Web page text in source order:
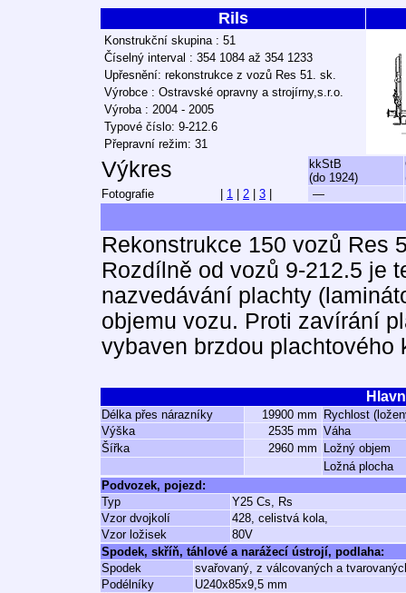
Rils
Konstrukční skupina : 51
Číselný interval : 354 1084 až 354 1233
Upřesnění: rekonstrukce z vozů Res 51. sk.
Výrobce : Ostravské opravny a strojírny,s.r.o.
Výroba : 2004 - 2005
Typové číslo: 9-212.6
Přepravní režim: 31
Výkres
kkStB
(do 1924)
Fotografie
1 2 3 —
Rekonstrukce 150 vozů Res
Rozdílně od vozů 9-212.5 je
nazvedávání plachty
objemu vozu. Proti zavírání
vybaven brzdou plachtového
Délka přes nárazníky 19900 mm
Rychlost
Výška
2535 mm Váha
Šířka
2960 mm
Ložný objem
Ložná plocha
Podvozek, pojezd:
Typ
Y25 Cs, Rs
Vzor dvojkolí
428, celistvá kola,
Vzor ložisek
80V
Spodek, skříň, táhlové a narážecí ústrojí, podlaha:
Spodek
svařovaný, z válcovaných a
Podélníky
U240x85x9,5 mm